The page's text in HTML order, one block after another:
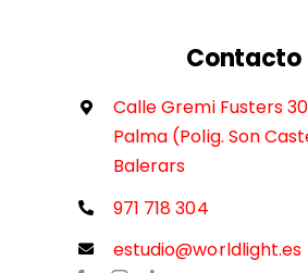
Contacto
Calle Gremi Fusters
Palma (Polig. Son
Balerars
971 718 304
estudio@worldlight.es